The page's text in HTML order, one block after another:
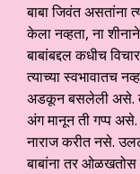
बाबा जिवंत असतांना
केला नव्हता, ना
बाबांबद्दल कधीच
त्याच्या स्वभावातच
अडकून बसलेली असे.
अंग मानून ती गप्प
नाराज करीत नसे.
बाबांना तर ओळखतोस